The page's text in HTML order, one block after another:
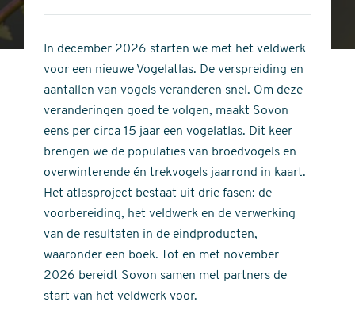
stars
of
stars
In december 2026 starten we met het veldwerk
voor een nieuwe Vogelatlas. De verspreiding en
aantallen van vogels veranderen snel. Om deze
veranderingen goed te volgen, maakt Sovon
eens per circa 15 jaar een vogelatlas. Dit keer
brengen we de populaties van broedvogels en
overwinterende én trekvogels jaarrond in kaart.
Het atlasproject bestaat uit drie fasen: de
voorbereiding, het veldwerk en de verwerking
van de resultaten in de eindproducten,
waaronder een boek. Tot en met november
2026 bereidt Sovon samen met partners de
start van het veldwerk voor.